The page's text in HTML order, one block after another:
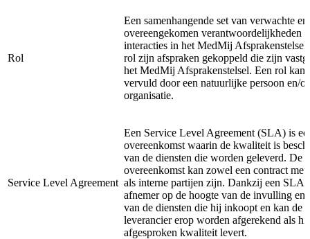
Rol
Een samenhangende set van verwachte en
overeengekomen verantwoordelijkheden
interacties in het MedMij
rol zijn afspraken gekoppeld die zijn
het MedMij Afsprakenstelsel. Een rol kan
vervuld door een natuurlijke persoon en/of
organisatie.
Service Level Agreement
Een Service Level Agreement (SLA) is
overeenkomst waarin de kwaliteit is
van de diensten die worden geleverd. De
overeenkomst kan zowel een contract met
als interne partijen zijn. Dankzij een SLA
afnemer op de hoogte van de invulling en
van de diensten die hij inkoopt en kan de
leverancier erop worden afgerekend als
afgesproken kwaliteit levert.